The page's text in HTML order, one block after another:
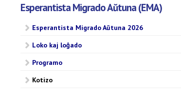
Esperantista Migrado Aŭtuna (EMA)
Esperantista Migrado Aŭtuna 2026
Loko kaj loĝado
Programo
Kotizo